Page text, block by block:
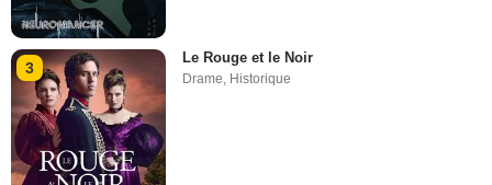
3
Le Rouge et le Noir
Drame, Historique